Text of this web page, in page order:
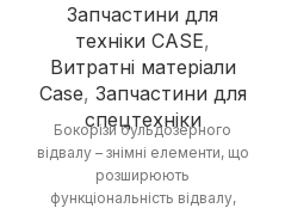
Запчастини для
техніки CASE,
Витратні матеріали
Case, Запчастини для
спецтехніки
Бокорізи бульдозерного
відвалу – знімні елементи, що
розширюють
функціональність відвалу,